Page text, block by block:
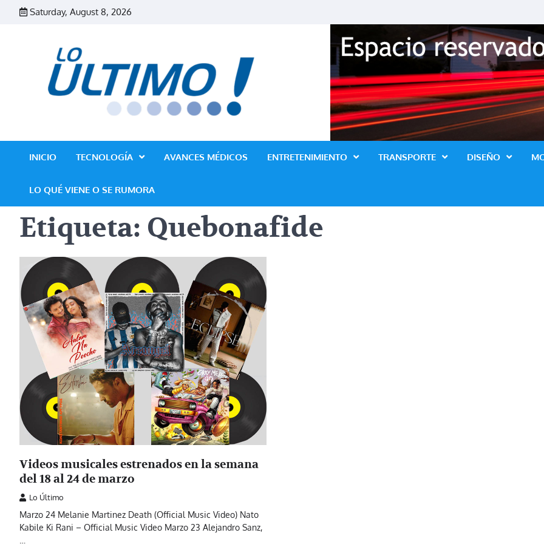
Saturday, August 8, 2026
Revista Lo Ultimo
INICIO TECNOLOGÍA AVANCES MÉDICOS ENTRETENIMIENTO TRANSPORTE DISEÑO
LO QUÉ VIENE O SE RUMORA
Etiqueta: Quebonafide
Videos musicales estrenados en la semana
del 18 al 24 de marzo
Lo Último
Marzo 24 Melanie Martinez Death (Official Music Video) Nato
Kabile Ki Rani – Official Music Video Marzo 23 Alejandro Sanz,